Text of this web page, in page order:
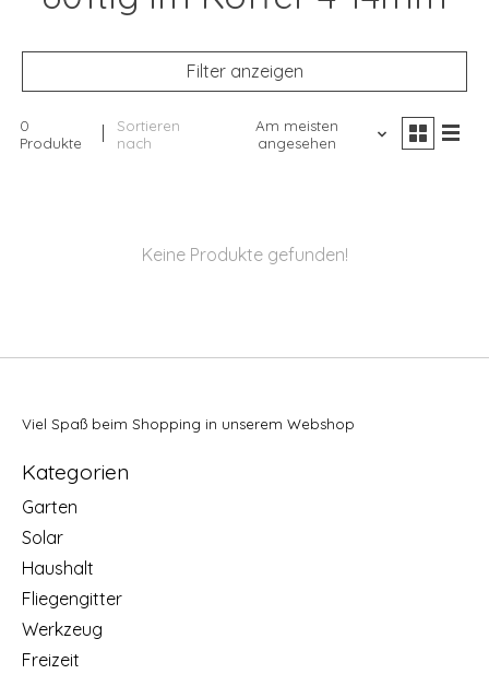
Filter anzeigen
0
Produkte
Sortieren
nach
Am meisten
angesehen
Keine Produkte gefunden!
Viel Spaß beim Shopping in unserem Webshop
Kategorien
Garten
Solar
Haushalt
Fliegengitter
Werkzeug
Freizeit